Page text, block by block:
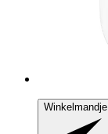
Winkelmandje